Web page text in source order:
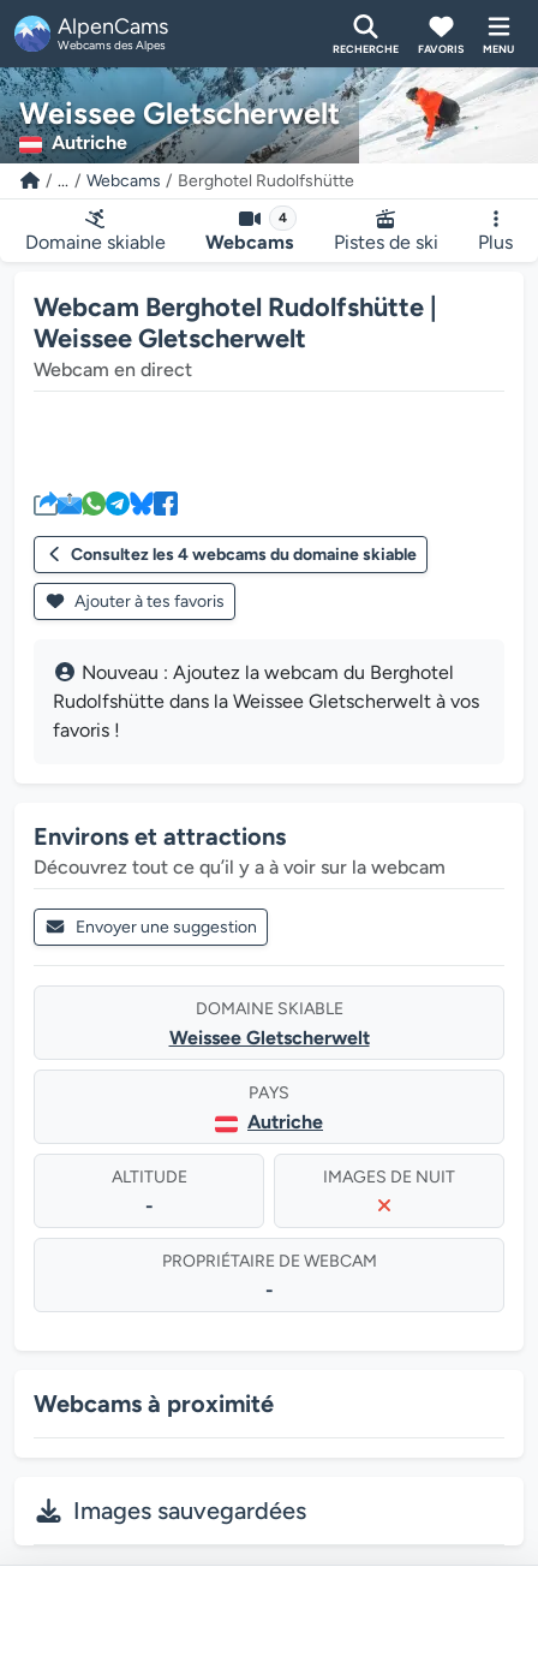
AlpenCams
Webcams des Alpes RECHERCHE FAVORIS MENU
Weissee Gletscherwelt
Autriche
... Webcams Berghotel Rudolfshütte
Domaine skiable
4
Webcams Pistes de ski Plus
Webcam Berghotel Rudolfshütte |
Weissee Gletscherwelt
Webcam en direct
Consultez les 4 webcams du domaine skiable
Ajouter à tes favoris
Nouveau : Ajoutez la webcam du Berghotel
Rudolfshütte dans la Weissee Gletscherwelt à vos
favoris !
Environs et attractions
Découvrez tout ce qu’il y a à voir sur la webcam
Envoyer une suggestion
DOMAINE SKIABLE
Weissee Gletscherwelt
PAYS
Autriche
ALTITUDE
-
IMAGES DE NUIT
PROPRIÉTAIRE DE WEBCAM
-
Webcams à proximité
Images sauvegardées